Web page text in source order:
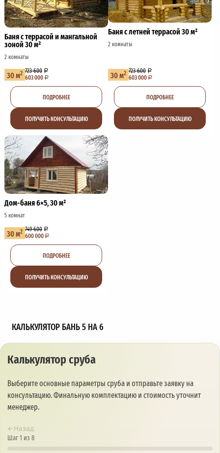
Баня с террасой и мангальной
зоной 30 м²
2 комнаты
30 м2 723 600
603 000
ПОДРОБНЕЕ
ПОЛУЧИТЬ КОНСУЛЬТАЦИЮ
Баня с летней террасой 30 м²
2 комнаты
30 м2 723 600
603 000
ПОДРОБНЕЕ
ПОЛУЧИТЬ КОНСУЛЬТАЦИЮ
Дом-баня 6×5, 30 м²
5 комнат
30 м2 749 600
600 000
ПОДРОБНЕЕ
ПОЛУЧИТЬ КОНСУЛЬТАЦИЮ
КАЛЬКУЛЯТОР БАНЬ 5 НА 6
Калькулятор сруба
Выберите основные параметры сруба и отправьте заявку на
консультацию. Финальную комплектацию и стоимость уточнит
менеджер.
←Назад
Шаг 1 из 8